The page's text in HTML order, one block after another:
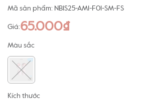
Mã sản phẩm: NB1S25-AM1-F01-SM-FS
Giá:65.000₫
Màu sắc
Kích thước